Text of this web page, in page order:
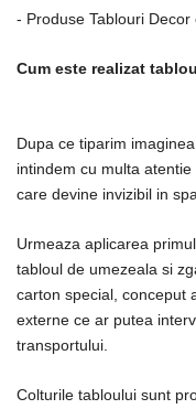
- Produse Tablouri
Cum este realizat
Dupa ce tiparim
intindem cu multa
care devine invizibil in
Urmeaza aplicarea
tabloul de umezeala si
carton special, conceput
externe ce ar putea
transportului.
Colturile tabloului sunt